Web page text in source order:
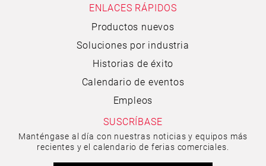
ENLACES RÁPIDOS
Productos nuevos
Soluciones por industria
Historias de éxito
Calendario de eventos
Empleos
SUSCRÍBASE
Manténgase al día con nuestras noticias y equipos más
recientes y el calendario de ferias comerciales.